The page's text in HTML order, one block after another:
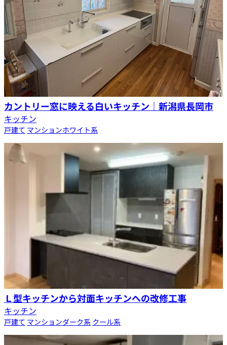
カントリー窓に映える白いキッチン｜新潟県長岡市
キッチン
戸建て マンションホワイト系
Ｌ型キッチンから対面キッチンへの改修工事
キッチン
戸建て マンションダーク系 クール系